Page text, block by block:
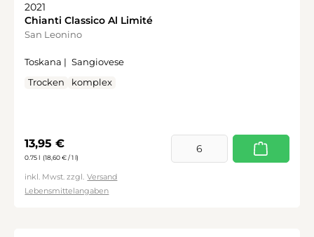
2021
Chianti Classico Al Limité
San Leonino
Toskana | Sangiovese
Trocken
komplex
Regulärer Preis:
13,95 €
0.75 l (18,60 € / 1 l)
inkl. Mwst. zzgl. Versand
Lebensmittelangaben